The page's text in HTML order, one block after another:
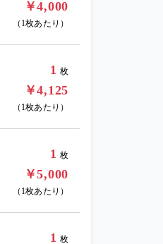
￥4,000
（1枚あたり）
1 枚
￥4,125
（1枚あたり）
1 枚
￥5,000
（1枚あたり）
1 枚